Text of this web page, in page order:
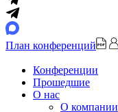
План конференций
Конференции
Прошедшие
О нас
О компании